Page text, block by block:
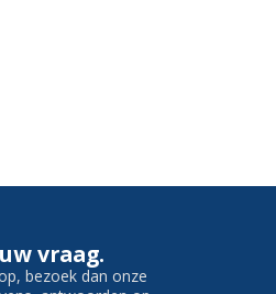
vraag.
bezoek dan onze